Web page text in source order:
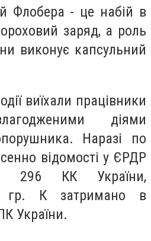
Флобера - це набій в
заряд, а роль
виконує капсульний
виїхали працівники
діями
Наразі по
відомості у ЄРДР
КК України,
гр. К затримано в
України.